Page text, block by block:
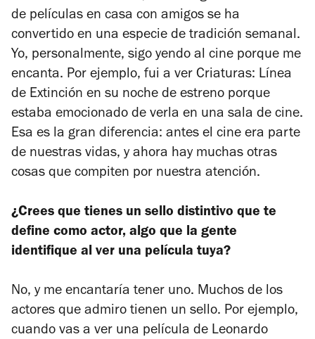
de películas en casa con amigos se ha
convertido en una especie de tradición semanal.
Yo, personalmente, sigo yendo al cine porque me
encanta. Por ejemplo, fui a ver Criaturas: Línea
de Extinción en su noche de estreno porque
estaba emocionado de verla en una sala de cine.
Esa es la gran diferencia: antes el cine era parte
de nuestras vidas, y ahora hay muchas otras
cosas que compiten por nuestra atención.
¿Crees que tienes un sello distintivo que te
define como actor, algo que la gente
identifique al ver una película tuya?
No, y me encantaría tener uno. Muchos de los
actores que admiro tienen un sello. Por ejemplo,
cuando vas a ver una película de Leonardo